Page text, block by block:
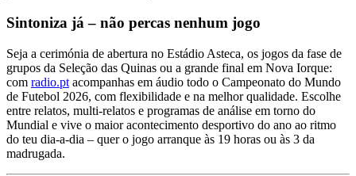
Sintoniza já – não percas nenhum jogo
Seja a cerimónia de abertura no Estádio Asteca, os jogos da fase de
grupos da Seleção das Quinas ou a grande final em Nova Iorque:
com radio.pt acompanhas em áudio todo o Campeonato do Mundo
de Futebol 2026, com flexibilidade e na melhor qualidade. Escolhe
entre relatos, multi-relatos e programas de análise em torno do
Mundial e vive o maior acontecimento desportivo do ano ao ritmo
do teu dia-a-dia – quer o jogo arranque às 19 horas ou às 3 da
madrugada.